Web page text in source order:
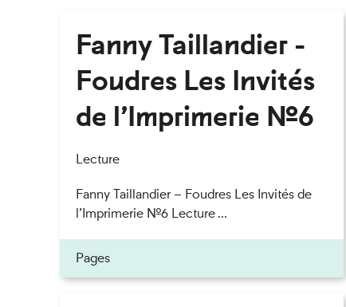
Fanny Taillandier -
Foudres Les Invités
de l’Imprimerie n°6
Lecture
Fanny Taillandier – Foudres Les Invités de
l’Imprimerie n°6 Lecture ...
Pages